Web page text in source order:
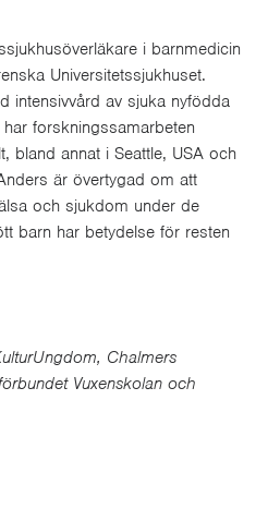
i barnmedicin
Universitetssjukhuset.
intensivvård av sjuka nyfödda
forskningssamarbeten
bland annat i Seattle, USA och
är övertygad om att
och sjukdom under de
barn har betydelse för resten
Chalmers
Vuxenskolan och